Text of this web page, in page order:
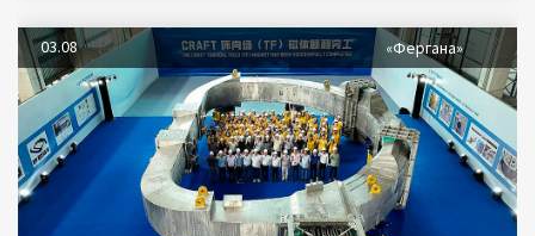
03.08 «Фергана»